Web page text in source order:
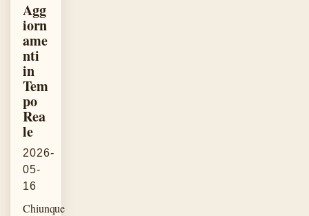
Agg
iorn
ame
nti
in
Tem
po
Rea
le
2026-
05-
16
Chiunque